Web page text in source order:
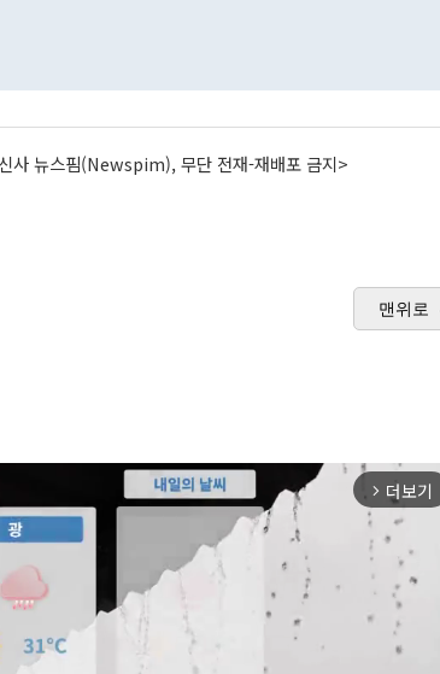
사 뉴스핌(Newspim), 무단 전재-재배포 금지>
맨위로
arrow_forward_ios 더보기